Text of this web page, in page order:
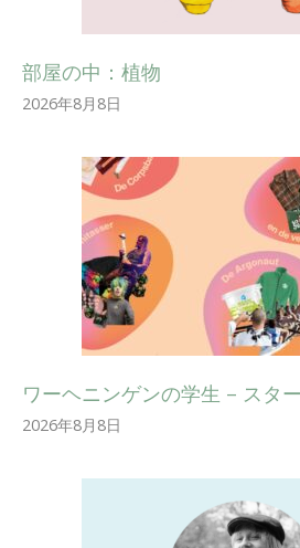
部屋の中：植物
2026年8月8日
ワーヘニンゲンの学生 – スタ
2026年8月8日